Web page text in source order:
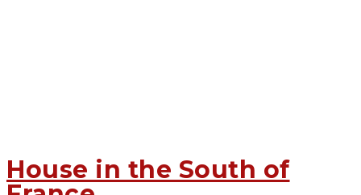
House in the South of